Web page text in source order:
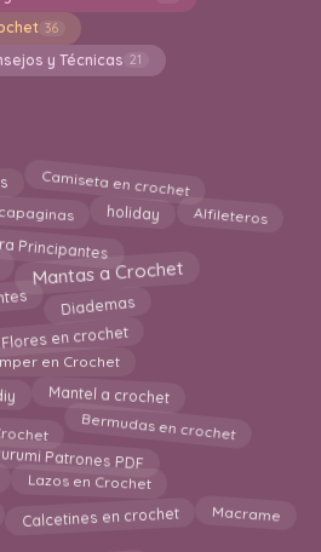
36
y Técnicas 21
Camiseta en crochet
holiday Alfileteros
Principantes
Mantas a Crochet
Diademas
Flores en crochet
en Crochet
Mantel a crochet
Bermudas en crochet
Patrones PDF
Lazos en Crochet
Calcetines en crochet Macrame